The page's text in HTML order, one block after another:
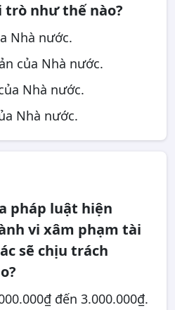
trò như thế nào?
Nhà nước.
của Nhà nước.
Nhà nước.
Nhà nước.
pháp luật hiện
vi xâm phạm tài
sẽ chịu trách
đến 3.000.000₫.